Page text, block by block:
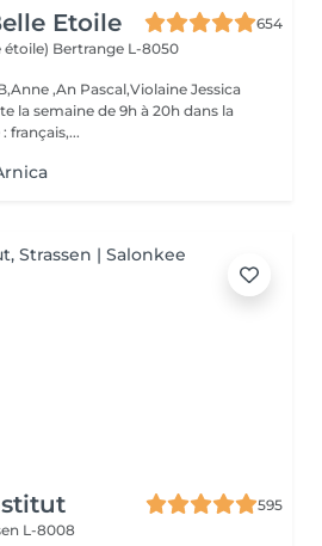
Etoile
654
étoile) Bertrange L-8050
,An Pascal,Violaine Jessica
la semaine de 9h à 20h dans la
Langue : français,...
595
L-8008